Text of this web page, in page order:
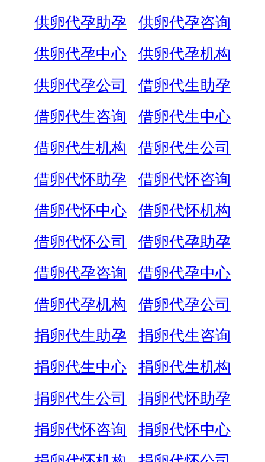
供卵代孕助孕
供卵代孕咨询
供卵代孕中心
供卵代孕机构
供卵代孕公司
借卵代生助孕
借卵代生咨询
借卵代生中心
借卵代生机构
借卵代生公司
借卵代怀助孕
借卵代怀咨询
借卵代怀中心
借卵代怀机构
借卵代怀公司
借卵代孕助孕
借卵代孕咨询
借卵代孕中心
借卵代孕机构
借卵代孕公司
捐卵代生助孕
捐卵代生咨询
捐卵代生中心
捐卵代生机构
捐卵代生公司
捐卵代怀助孕
捐卵代怀咨询
捐卵代怀中心